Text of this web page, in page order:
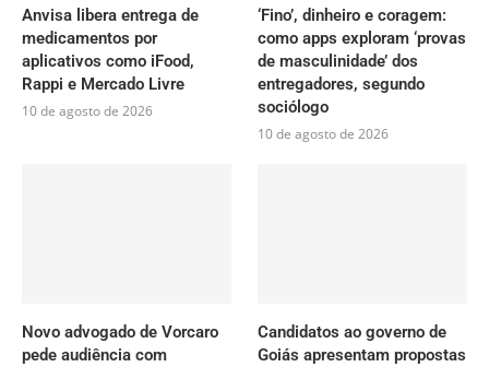
Anvisa libera entrega de
medicamentos por
aplicativos como iFood,
Rappi e Mercado Livre
10 de agosto de 2026
‘Fino’, dinheiro e coragem:
como apps exploram ‘provas
de masculinidade’ dos
entregadores, segundo
sociólogo
10 de agosto de 2026
Novo advogado de Vorcaro
pede audiência com
Candidatos ao governo de
Goiás apresentam propostas